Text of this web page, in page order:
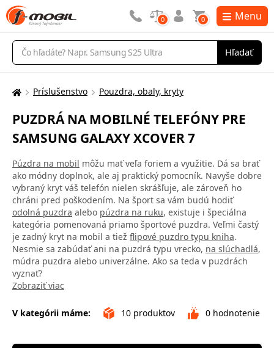
Vyhľadávanie
Hľadať
0 0 Menu
Tu
nachádzate:
Príslušenstvo Pouzdra, obaly, kryty
PUZDRÁ NA MOBILNÉ TELEFÓNY PRE
SAMSUNG GALAXY XCOVER 7
Púzdra na mobil môžu mať veľa foriem a využitie. Dá sa brať
ako módny doplnok, ale aj praktický pomocník. Navyše dobre
vybraný kryt váš telefón nielen skrášľuje, ale zároveň ho
chráni pred poškodením. Na šport sa vám budú hodiť
odolná puzdra alebo púzdra na ruku, existuje i špeciálna
kategória pomenovaná priamo športové puzdra. Veľmi častý
je zadný kryt na mobil a tiež flipové puzdro typu kniha.
Nesmie sa zabúdať ani na puzdrá typu vrecko, na slúchadlá,
múdra puzdra alebo univerzálne. Ako sa teda v puzdrách
vyznať?
Zobraziť viac
V kategórii máme: 10 produktov 0 hodnotenie